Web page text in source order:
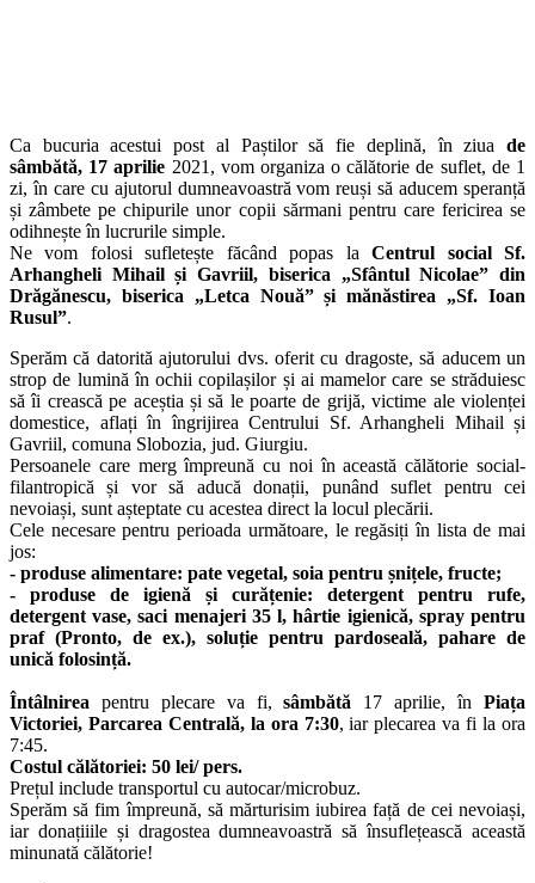
Ca bucuria acestui post al Paștilor să fie deplină, în ziua de
sâmbătă, 17 aprilie 2021, vom organiza o călătorie de suflet, de 1
zi, în care cu ajutorul dumneavoastră vom reuși să aducem speranță
și zâmbete pe chipurile unor copii sărmani pentru care fericirea se
odihnește în lucrurile simple.
Ne vom folosi sufletește făcând popas laCentrul social Sf.
Arhangheli Mihail și Gavriil, biserica „Sfântul Nicolae” din
Drăgănescu, biserica „Letca Nouă” și mănăstirea „Sf. Ioan
Rusul”.
Sperăm că datorită ajutorului dvs. oferit cu dragoste, să aducem un
strop de lumină în ochii copilașilor și ai mamelor care se străduiesc
să îi crească pe aceștia și să le poarte de grijă, victime ale violenței
domestice, aflați în îngrijirea Centrului Sf. Arhangheli Mihail și
Gavriil, comuna Slobozia, jud. Giurgiu.
Persoanele care merg împreună cu noi în această călătorie social-
filantropică și vor să aducă donații, punând suflet pentru cei
nevoiași, sunt așteptate cu acestea direct la locul plecării.
Cele necesare pentru perioada următoare, le regăsiți în lista de mai
jos:
- produse alimentare: pate vegetal, soia pentru șnițele, fructe;
- produse de igienă și curățenie: detergent pentru rufe,
detergent vase, saci menajeri 35 l, hârtie igienică, spray pentru
praf (Pronto, de ex.), soluție pentru pardoseală, pahare de
unică folosință.
Întâlnirea pentru plecare va fi,sâmbătă 17 aprilie, înPiața
Victoriei, Parcarea Centrală, la ora 7:30, iar plecarea va fi la ora
7:45.
Costul călătoriei: 50 lei/ pers.
Prețul include transportul cu autocar/microbuz.
Sperăm să fim împreună, să mărturisim iubirea față de cei nevoiași,
iar donațiiile și dragostea dumneavoastră să însuflețească această
minunată călătorie!